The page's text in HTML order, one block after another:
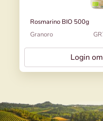
Rosmarino BIO 500g
Granoro
Login